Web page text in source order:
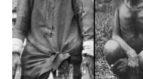
ZONA DE GUERRA.
P0LICÍAS Y LE
BATALLA CAMPAL QUE
“TIRA”!